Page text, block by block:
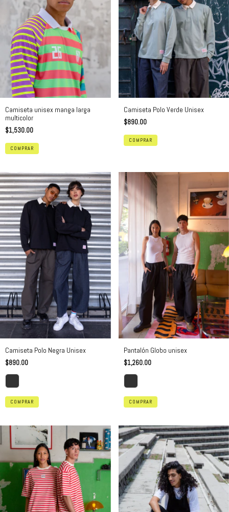
Camiseta unisex manga larga
multicolor
$1,530.00
COMPRAR
Camiseta Polo Verde Unisex
$890.00
COMPRAR
Camiseta Polo Negra Unisex
$890.00
COMPRAR
Pantalón Globo unisex
$1,260.00
COMPRAR